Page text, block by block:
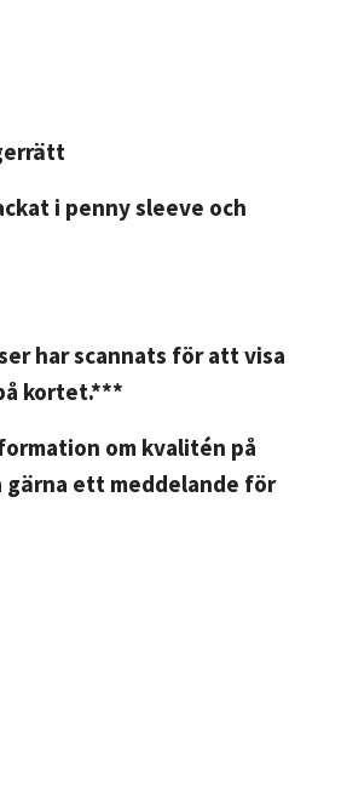
i penny sleeve och
har scannats för att visa
kortet.***
om kvalitén på
gärna ett meddelande för